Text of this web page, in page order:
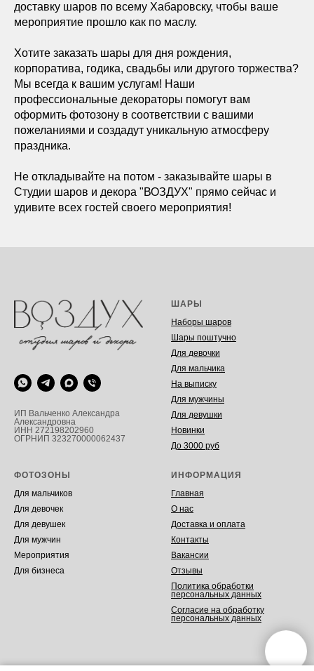
доставку шаров по всему Хабаровску, чтобы ваше
мероприятие прошло как по маслу.
Хотите заказать шары для дня рождения,
корпоратива, годика, свадьбы или другого торжества?
Мы всегда к вашим услугам! Наши
профессиональные декораторы помогут вам
оформить фотозону в соответствии с вашими
пожеланиями и создадут уникальную атмосферу
праздника.
Не откладывайте на потом - заказывайте шары в
Студии шаров и декора "ВОЗДУХ" прямо сейчас и
удивите всех гостей своего мероприятия!
ИП Вальченко Александра
Александровна
ИНН 272198202960
ОГРНИП 323270000062437
ШАРЫ
Наборы шаров
Шары поштучно
Для девочки
Для мальчика
На выписку
Для мужчины
Для девушки
Новинки
До 3000 руб
ФОТОЗОНЫ
Для мальчиков
Для девочек
Для девушек
Для мужчин
Мероприятия
Для бизнеса
ИНФОРМАЦИЯ
Главная
О нас
Доставка и оплата
Контакты
Вакансии
Отзывы
Политика обработки
персональных данных
Согласие на обработку
персональных данных